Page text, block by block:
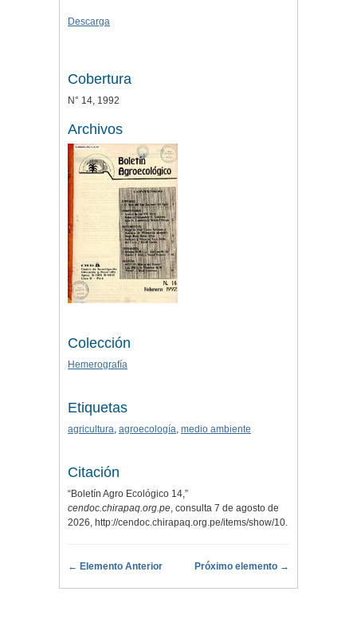
Descarga
Cobertura
N° 14, 1992
Archivos
Colección
Hemerografía
Etiquetas
agricultura, agroecología, medio ambiente
Citación
“Boletín Agro Ecológico 14,”
cendoc.chirapaq.org.pe, consulta 7 de agosto de
2026, http://cendoc.chirapaq.org.pe/items/show/10.
← Elemento Anterior Próximo elemento →